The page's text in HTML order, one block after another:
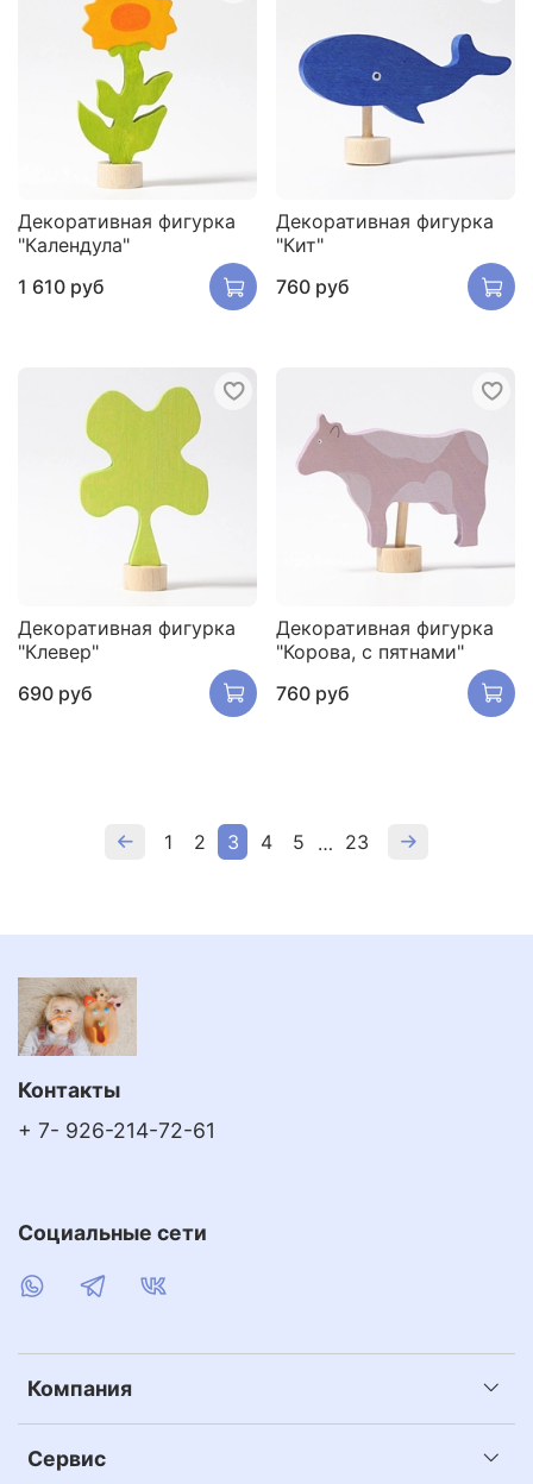
Декоративная фигурка
"Календула"
1 610 руб
Декоративная фигурка
"Кит"
760 руб
Декоративная фигурка
"Клевер"
690 руб
Декоративная фигурка
"Корова, с пятнами"
760 руб
1 2 3 4 5 … 23
Компания
Сервис
Контакты
+ 7- 926-214-72-61
Социальные сети